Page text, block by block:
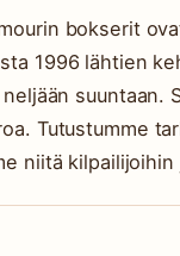
bokserit
1996 lähtien
suuntaan.
Tutustumme
niitä